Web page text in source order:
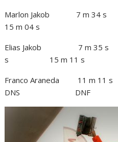
Marlon Jakob 7
15 m 04 s
Elias Jakob 7 m
s 15 m 11 s
Franco Araneda 11
DNS DNF